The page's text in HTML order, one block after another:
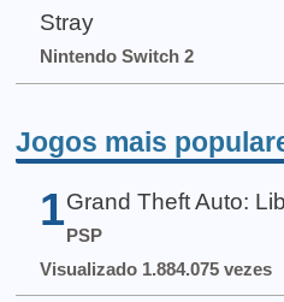
Stray
Nintendo Switch 2
Jogos mais
1 Grand Theft Auto:
PSP
Visualizado 1.884.075 vezes